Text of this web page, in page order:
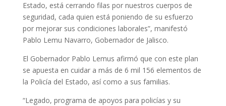
Estado, está cerrando filas por nuestros cuerpos de
seguridad, cada quien está poniendo de su esfuerzo
por mejorar sus condiciones laborales”, manifestó
Pablo Lemu Navarro, Gobernador de Jalisco.
El Gobernador Pablo Lemus afirmó que con este plan
se apuesta en cuidar a más de 6 mil 156 elementos de
la Policía del Estado, así como a sus familias.
“Legado, programa de apoyos para policías y su